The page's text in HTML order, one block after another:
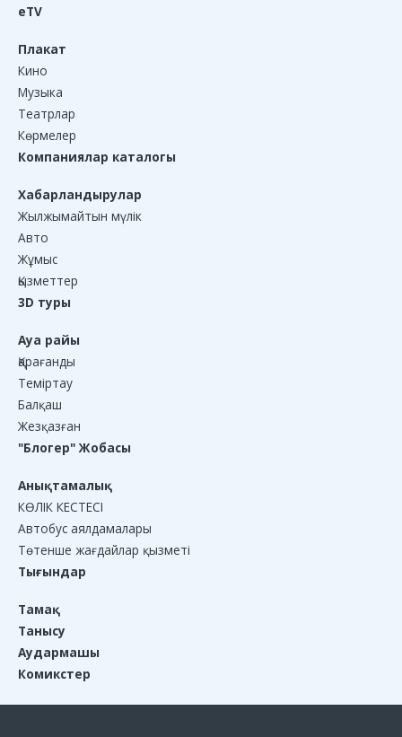
eTV
Плакат
Кино
Музыка
Театрлар
Көрмелер
Компаниялар каталогы
Хабарландырулар
Жылжымайтын мүлік
Авто
Жұмыс
Қызметтер
3D туры
Ауа райы
Қарағанды
Теміртау
Балқаш
Жезқазған
"Блогер" Жобасы
Анықтамалық
КӨЛІК КЕСТЕСІ
Автобус аялдамалары
Төтенше жағдайлар қызметі
Тығындар
Тамақ
Танысу
Аудармашы
Комикстер